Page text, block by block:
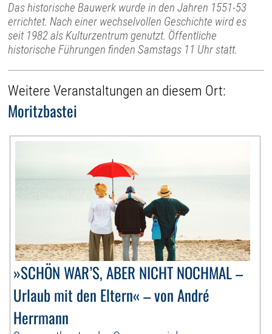
Das historische Bauwerk wurde in den Jahren 1551-53
errichtet. Nach einer wechselvollen Geschichte wird es
seit 1982 als Kulturzentrum genutzt. Öffentliche
historische Führungen finden Samstags 11 Uhr statt.
Weitere Veranstaltungen an diesem Ort:
Moritzbastei
»SCHÖN WAR’S, ABER NICHT NOCHMAL –
Urlaub mit den Eltern« – von André
Herrmann